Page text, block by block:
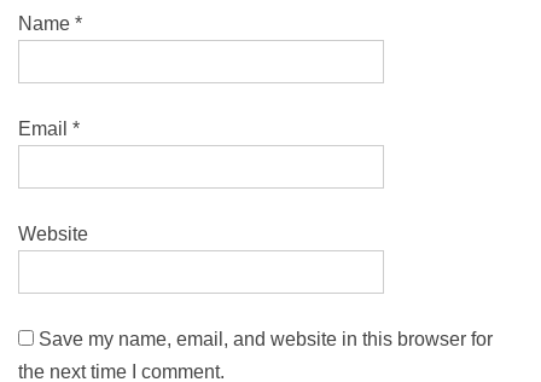
Name *
Email *
Website
Save my name, email, and website in this browser for
the next time I comment.